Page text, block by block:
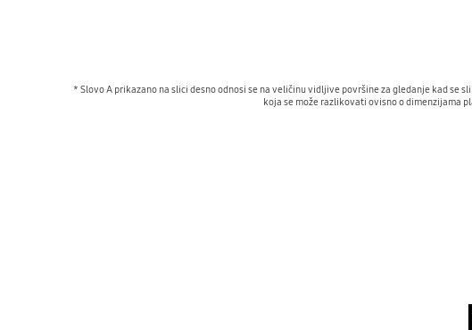
* Slovo A prikazano na slici desno odnosi se na veličinu vidljive površine za gledanje kad
koja se može razlikovati ovisno o dimenzijama